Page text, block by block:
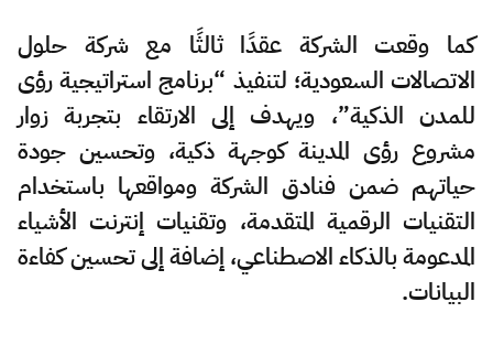
كما وقعت الشركة عقدًا ثالثًا مع شركة حلول
الاتصالات السعودية؛ لتنفيذ “برنامج استراتيجية رؤى
للمدن الذكية”، ويهدف إلى الارتقاء بتجربة زوار
مشروع رؤى المدينة كوجهة ذكية، وتحسين جودة
حياتهم ضمن فنادق الشركة ومواقعها باستخدام
التقنيات الرقمية المتقدمة، وتقنيات إنترنت الأشياء
المدعومة بالذكاء الاصطناعي، إضافة إلى تحسين كفاءة
البيانات.